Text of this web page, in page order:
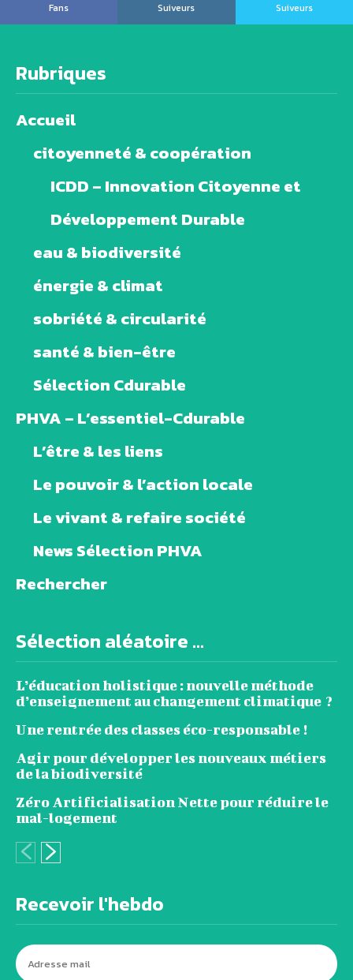
Fans
Suiveurs
Suiveurs
Rubriques
Accueil
citoyenneté & coopération
ICDD – Innovation Citoyenne et
Développement Durable
eau & biodiversité
énergie & climat
sobriété & circularité
santé & bien-être
Sélection Cdurable
PHVA – L’essentiel-Cdurable
L’être & les liens
Le pouvoir & l’action locale
Le vivant & refaire société
News Sélection PHVA
Rechercher
Sélection aléatoire ...
L’éducation holistique : nouvelle méthode
d’enseignement au changement climatique ?
Une rentrée des classes éco-responsable !
Agir pour développer les nouveaux métiers
de la biodiversité
Zéro Artificialisation Nette pour réduire le
mal-logement
Recevoir l'hebdo